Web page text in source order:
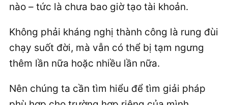
nào – tức là chưa bao giờ tạo tài khoản.
Không phải kháng nghị thành công là rung đùi
chạy suốt đời, mà vẫn có thể bị tạm ngưng
thêm lần nữa hoặc nhiều lần nữa.
Nên chúng ta cần tìm hiểu để tìm giải pháp